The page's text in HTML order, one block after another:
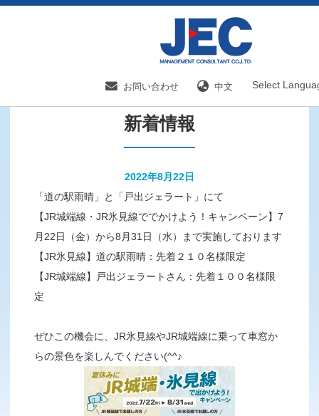
お問い合わせ 中文 Select
新着情報
新着情報
2022年8月22日
「道の駅雨晴」と「戸出ジェラート」にて
【JR城端線・JR氷見線ででかけよう！キャンペーン】7
月22日（金）から8月31日（水）まで実施しております
【JR氷見線】道の駅雨晴：先着２１０名様限定
【JR城端線】戸出ジェラートさん：先着１００名様限
定
ぜひこの機会に、JR氷見線やJR城端線に乗って車窓か
らの景色を楽しんでください(^^♪